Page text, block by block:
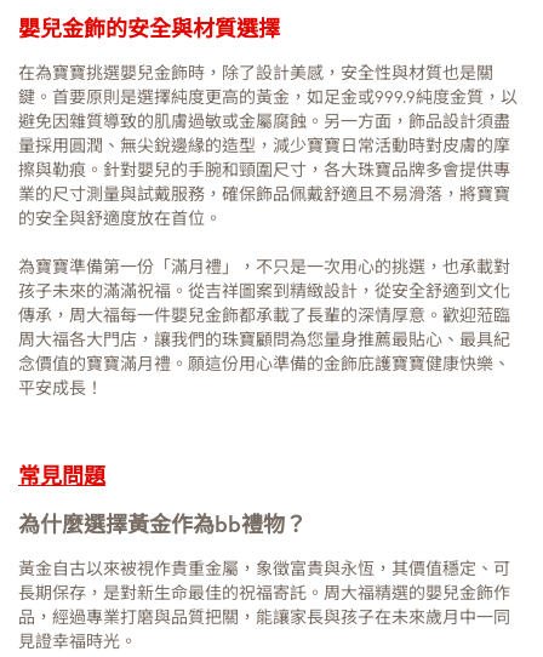
嬰兒金飾的安全與材質選擇
在為寶寶挑選嬰兒金飾時，除了設計美感，安全性與材質也是關
鍵。首要原則是選擇純度更高的黃金，如足金或999.9純度金質，以
避免因雜質導致的肌膚過敏或金屬腐蝕。另一方面，飾品設計須盡
量採用圓潤、無尖銳邊緣的造型，減少寶寶日常活動時對皮膚的摩
擦與勒痕。針對嬰兒的手腕和頸圍尺寸，各大珠寶品牌多會提供專
業的尺寸測量與試戴服務，確保飾品佩戴舒適且不易滑落，將寶寶
的安全與舒適度放在首位。
為寶寶準備第一份「滿月禮」，不只是一次用心的挑選，也承載對
孩子未來的滿滿祝福。從吉祥圖案到精緻設計，從安全舒適到文化
傳承，周大福每一件嬰兒金飾都承載了長輩的深情厚意。歡迎蒞臨
周大福各大門店，讓我們的珠寶顧問為您量身推薦最貼心、最具紀
念價值的寶寶滿月禮。願這份用心準備的金飾庇護寶寶健康快樂、
平安成長！
常見問題
為什麼選擇黃金作為bb禮物？
黃金自古以來被視作貴重金屬，象徵富貴與永恆，其價值穩定、可
長期保存，是對新生命最佳的祝福寄託。周大福精選的嬰兒金飾作
品，經過專業打磨與品質把關，能讓家長與孩子在未來歲月中一同
見證幸福時光。